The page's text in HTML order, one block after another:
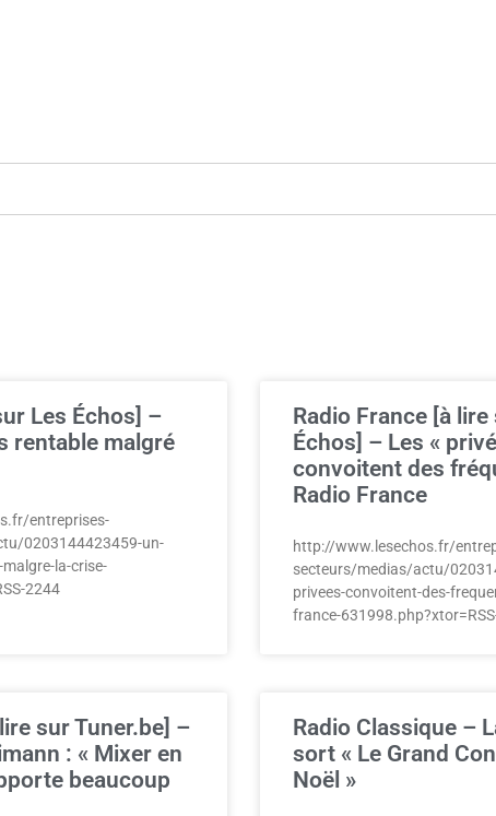
Les Échos] –
rentable malgré
entreprises-
0203144423459-un-
la-crise-
2244
Radio France [à lire
Échos] – Les «
convoitent des
Radio France
http://www.lesechos.fr/
secteurs/medias/actu/
privees-convoitent-des-
france-
sur Tuner.be] –
: « Mixer en
beaucoup
Radio Classique –
sort « Le Grand
Noël »